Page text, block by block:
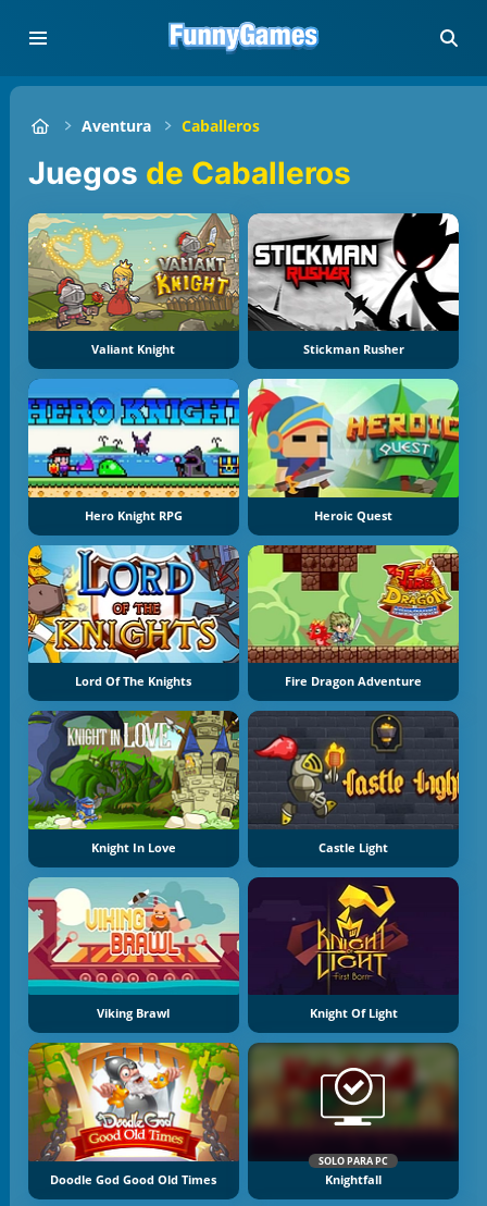
Aventura Caballeros
Juegos de Caballeros
Valiant Knight Stickman Rusher
Hero Knight RPG Heroic Quest
Lord Of The Knights Fire Dragon Adventure
Knight In Love Castle Light
Viking Brawl Knight Of Light
Doodle God Good Old Times
SOLO PARA PC
Knightfall